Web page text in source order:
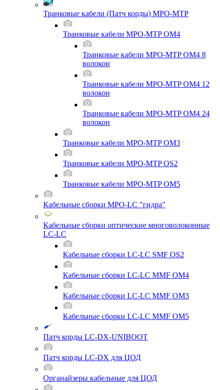
Транковые кабели (Патч корды) MPO-MTP
Транковые кабели MPO-MTP OM4
Транковые кабели MPO-MTP OM4 8
волокон
Транковые кабели MPO-MTP OM4 12
волокон
Транковые кабели MPO-MTP OM4 24
волокон
Транковые кабели MPO-MTP OM3
Транковые кабели MPO-MTP OS2
Транковые кабели MPO-MTP OM5
Кабельные сборки MPO-LC "гидра"
Кабельные сборки оптические многоволоконные
LC-LC
Кабельные сборки LC-LC SMF OS2
Кабельные сборки LC-LC MMF OM4
Кабельные сборки LC-LC MMF OM3
Кабельные сборки LC-LC MMF OM5
Патч корды LC-DX-UNIBOOT
Патч корды LC-DX для ЦОД
Органайзеры кабельные для ЦОД